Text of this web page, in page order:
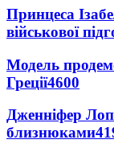
Принцеса
військової
Модель
Греції4600
Дженніфер
близнюками